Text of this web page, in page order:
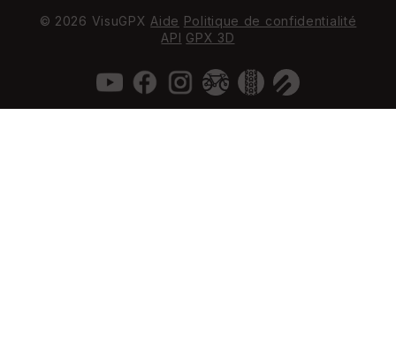
© 2026 VisuGPX Aide Politique de confidentialité
API GPX 3D